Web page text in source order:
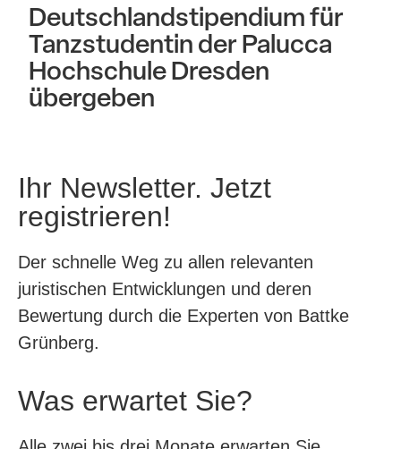
Deutschlandstipendium für
Tanzstudentin der Palucca
Hochschule Dresden
übergeben
Ihr Newsletter. Jetzt
registrieren!
Der schnelle Weg zu allen relevanten
juristischen Entwicklungen und deren
Bewertung durch die Experten von Battke
Grünberg.
Was erwartet Sie?